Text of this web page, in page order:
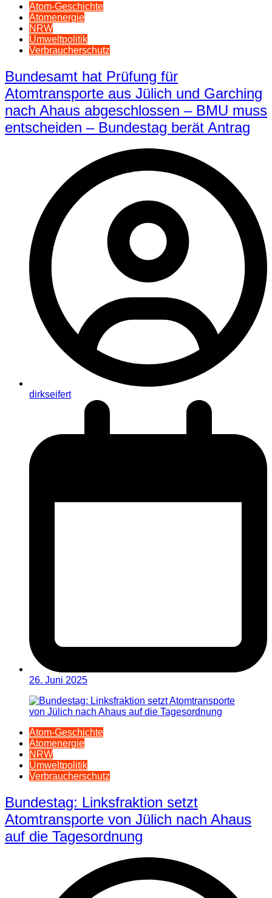
Atom-Geschichte
Atomenergie
NRW
Umweltpolitik
Verbraucherschutz
Bundesamt hat Prüfung für
Atomtransporte aus Jülich und Garching
nach Ahaus abgeschlossen – BMU muss
entscheiden – Bundestag berät Antrag
dirkseifert
26. Juni 2025
Atom-Geschichte
Atomenergie
NRW
Umweltpolitik
Verbraucherschutz
Bundestag: Linksfraktion setzt
Atomtransporte von Jülich nach Ahaus
auf die Tagesordnung